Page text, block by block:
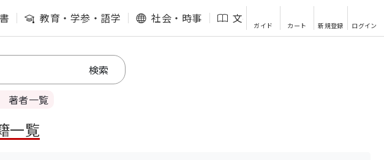
教育・学参・語学 社会・時事 文芸・エッセイ
ガイド カート 新規登録 ログイン
著者一覧
一覧